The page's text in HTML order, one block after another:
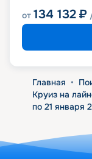
от 134 132 ₽
Главная •
Круиз на
по 21 января